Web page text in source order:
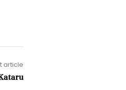
article